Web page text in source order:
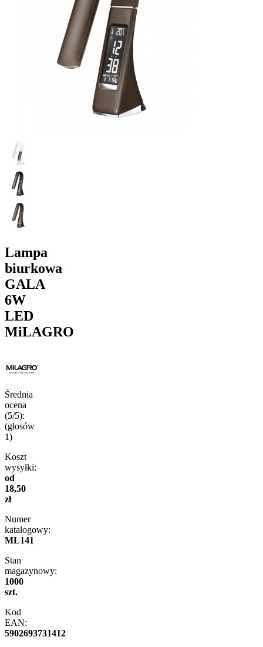
Lampa
biurkowa
GALA
6W
LED
MiLAGRO
Średnia
ocena
(5/5):
(głosów
1)
Koszt
wysyłki:
od
18,50
zł
Numer
katalogowy:
ML141
Stan
magazynowy:
1000
szt.
Kod
EAN:
5902693731412